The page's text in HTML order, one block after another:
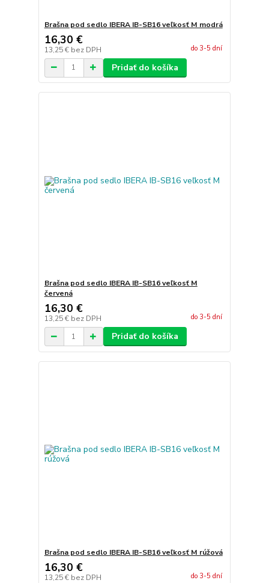
Brašna pod sedlo IBERA IB-SB16 veľkosť M modrá
16,30 €
13,25 € bez DPH do 3-5 dní
Pridať do košíka
Brašna pod sedlo IBERA IB-SB16 veľkosť M
červená
16,30 €
13,25 € bez DPH do 3-5 dní
Pridať do košíka
Brašna pod sedlo IBERA IB-SB16 veľkosť M rúžová
16,30 €
13,25 € bez DPH do 3-5 dní